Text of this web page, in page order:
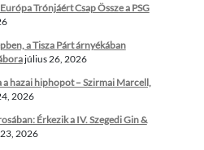
Trónjáért Csap Össze a PSG
a Tisza Párt árnyékában
július 26, 2026
a hazai hiphopot – Szirmai Marcell,
2026
Érkezik a IV. Szegedi Gin &
2026